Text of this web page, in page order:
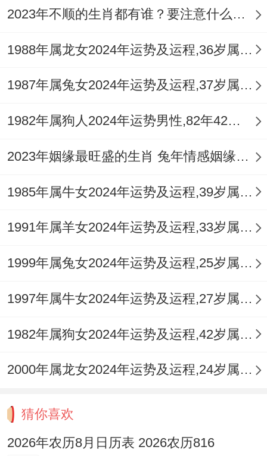
2023年不顺的生肖都有谁？要注意什么呢？
1988年属龙女2024年运势及运程,36岁属龙人2024全年每月运势女性如何
1987年属兔女2024年运势及运程,37岁属兔人2024全年每月运势女性如何
1982年属狗人2024年运势男性,82年42岁属狗男2024年每月运程怎么样
2023年姻缘最旺盛的生肖 兔年情感姻缘运比较旺的属相
1985年属牛女2024年运势及运程,39岁属牛人2024全年每月运势女性如何
1991年属羊女2024年运势及运程,33岁属羊人2024全年每月运势女性如何
1999年属兔女2024年运势及运程,25岁属兔人2024全年每月运势女性如何
1997年属牛女2024年运势及运程,27岁属牛人2024全年每月运势女性如何
1982年属狗女2024年运势及运程,42岁属狗人2024全年每月运势女性如何
2000年属龙女2024年运势及运程,24岁属龙人2024全年每月运势女性如何
猜你喜欢
2026年农历8月日历表 2026农历816